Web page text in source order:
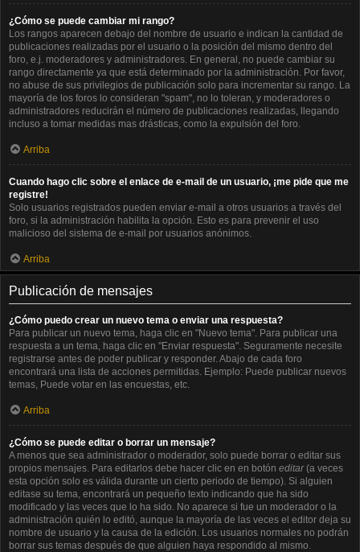
¿Cómo se puede cambiar mi rango?
Los rangos aparecen debajo del nombre de usuario e indican la cantidad de
publicaciones realizadas por el usuario o la posición del mismo dentro del
foro, e.j. moderadores y administradores. En general, no puede cambiar su
rango directamente ya que está determinado por la administración. Por favor,
no abuse de sus privilegios de publicación solo para incrementar su rango. La
mayoría de los foros lo consideran "spam", no lo toleran, y moderadores o
administradores reducirán el número de publicaciones realizadas, llegando
incluso a tomar medidas mas drásticas, como la expulsión del foro.
Arriba
Cuando hago clic sobre el enlace de e-mail de un usuario, ¡me pide que me
registre!
Solo usuarios registrados pueden enviar e-mail a otros usuarios a través del
foro, si la administración habilita la opción. Esto es para prevenir el uso
malicioso del sistema de e-mail por usuarios anónimos.
Arriba
Publicación de mensajes
¿Cómo puedo crear un nuevo tema o enviar una respuesta?
Para publicar un nuevo tema, haga clic en "Nuevo tema". Para publicar una
respuesta a un tema, haga clic en "Enviar respuesta". Seguramente necesite
registrarse antes de poder publicar y responder. Abajo de cada foro
encontrará una lista de acciones permitidas. Ejemplo: Puede publicar nuevos
temas, Puede votar en las encuestas, etc.
Arriba
¿Cómo se puede editar o borrar un mensaje?
A menos que sea administrador o moderador, solo puede borrar o editar sus
propios mensajes. Para editarlos debe hacer clic en en botón editar(a veces
esta opción solo es válida durante un cierto periodo de tiempo). Si alguien
editase su tema, encontrará un pequeño texto indicando que ha sido
modificado y las veces que lo ha sido. No aparece si fue un moderador o la
administración quién lo editó, aunque la mayoría de las veces el editor deja su
nombre de usuario y la causa de la edición. Los usuarios normales no podrán
borrar sus temas después de que alguien haya respondido al mismo.